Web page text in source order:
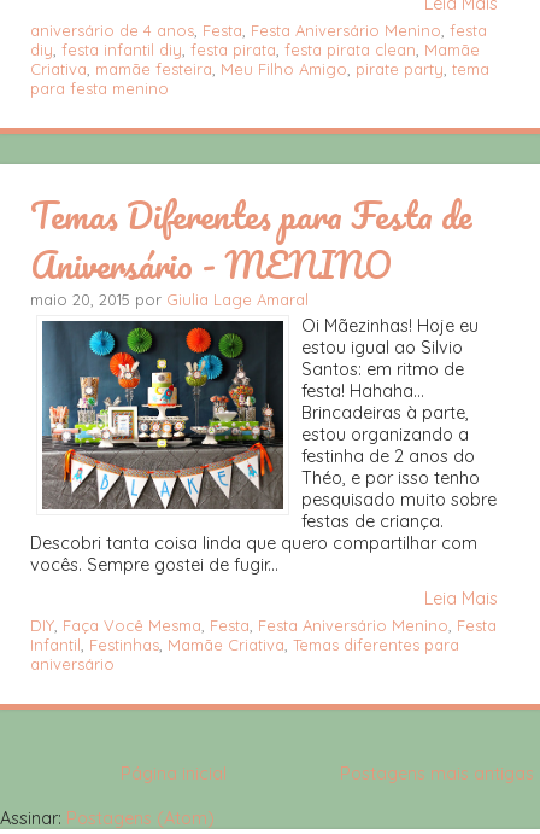
aniversário de 4 anos Festa Festa Aniversário Menino festa
diy festa infantil diy festa pirata festa pirata clean Mamãe
Criativa mamãe festeira Meu Filho Amigo pirate party tema
para festa menino
Temas Diferentes para Festa de
Aniversário - MENINO
maio 20, 2015 por Giulia Lage Amaral
Oi Mãezinhas! Hoje eu
estou igual ao Silvio
Santos: em ritmo de
festa! Hahaha...
Brincadeiras à parte,
estou organizando a
festinha de 2 anos do
Théo, e por isso tenho
pesquisado muito sobre
festas de criança.
Descobri tanta coisa linda que quero compartilhar com
vocês. Sempre gostei de fugir...
Leia Mais
DIY Faça Você Mesma Festa Festa Aniversário Menino Festa
Infantil Festinhas Mamãe Criativa Temas diferentes para
aniversário
Postagens mais antigas
Página inicial
Assinar: Postagens (Atom)